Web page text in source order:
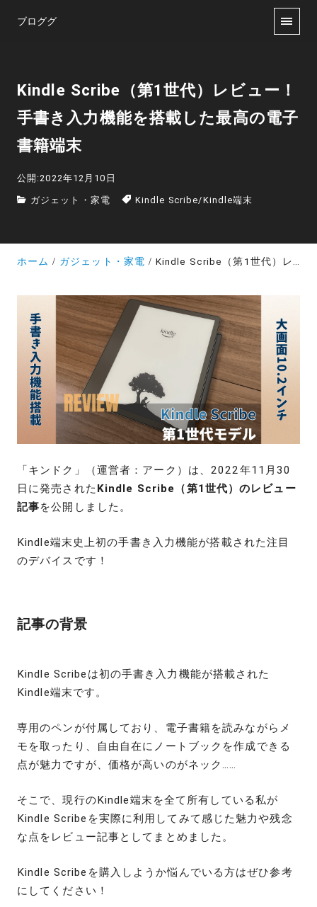
ブロググ
Kindle Scribe（第1世代）レビュー！
手書き入力機能を搭載した最高の電子
書籍端末
公開:2022年12月10日
ガジェット・家電 Kindle Scribe/Kindle端末
ホーム ガジェット・家電 Kindle Scribe（第1世代）レビュー！手書き入力機能を搭載した最高の電子書籍端末
「キンドク」（運営者：アーク）は、2022年11月30
日に発売された Kindle Scribe（第1世代）のレビュー
記事を公開しました。
Kindle端末史上初の手書き入力機能が搭載された注目
のデバイスです！
記事の背景
Kindle Scribeは初の手書き入力機能が搭載された
Kindle端末です。
専用のペンが付属しており、電子書籍を読みながらメ
モを取ったり、自由自在にノートブックを作成できる
点が魅力ですが、価格が高いのがネック……
そこで、現行のKindle端末を全て所有している私が
Kindle Scribeを実際に利用してみて感じた魅力や残念
な点をレビュー記事としてまとめました。
Kindle Scribe を購入しようか悩んでいる方はぜひ参考
にしてください！